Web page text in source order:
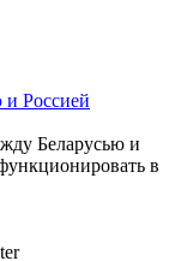
и Россией
Беларусью и
в